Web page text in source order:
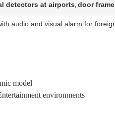
detectors at airports, door
audio and visual alarm for
model
environments